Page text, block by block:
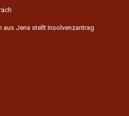
aus Jena stellt Insolvenzantrag